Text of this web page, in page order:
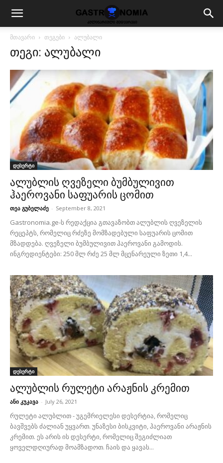
მთავარი თეგები ალუბალი
თეგი: ალუბალი
დესერტი
ალუბლის ღვეზელი ბუმბულივით
ჰაეროვანი საფუარის ცომით
თეა გუბელაძე - September 8, 2021
Gastronomia.ge-ს რედაქცია გთავაზობთ ალუბლის ღვეზელის
რეცეპტს, რომელიც რძეზე მომზადებული საფუარის ცომით
მზადდება. ღვეზელი ბუმბულივით ჰაეროვანი გამოდის.
ინგრედიენტები: 250 მლ რძე 25 მლ მცენარეული ზეთი 1,4...
დესერტი
ალუბლის რულეტი არაჟნის კრემით
ანი კუკავა - July 26, 2021
რულეტი ალუბლით - უგემრიელესი დესერტია, რომელიც
ბავშვებს ძალიან უყვართ. უნაზესი ბისკვიტი, ჰაეროვანი არაჟნის
კრემით. ეს არის ის დესერტი, რომელიც შეგიძლიათ
ყოველდღიურად მოამზადოთ. ჩაის და ყავას...